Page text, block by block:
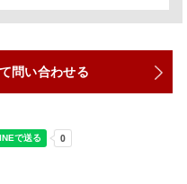
問い合わせる